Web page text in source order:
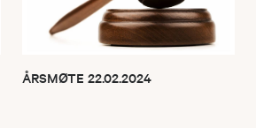
ÅRSMØTE 22.02.2024